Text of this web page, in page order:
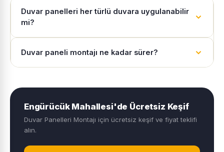
Duvar panelleri her türlü duvara uygulanabilir
mi?
Duvar paneli montajı ne kadar sürer?
Engürücük Mahallesi'de Ücretsiz Keşif
Duvar Panelleri Montajı için ücretsiz keşif ve fiyat teklifi
alın.